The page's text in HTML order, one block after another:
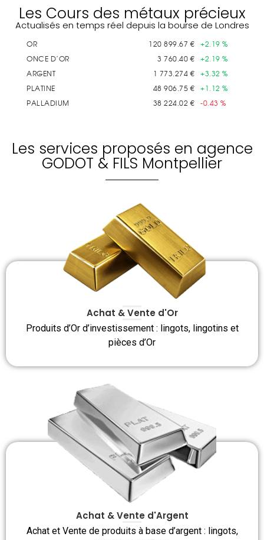
Les Cours des métaux précieux
Actualisés en temps réel depuis la bourse de Londres
Les services proposés en agence
GODOT & FILS Montpellier
Achat & Vente d'Or
Produits d’Or d’investissement : lingots, lingotins et
pièces d’Or
Achat & Vente d'Argent
Achat et Vente de produits à base d’argent : lingots,